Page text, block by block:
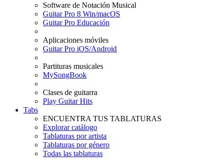
Software de Notación Musical
Guitar Pro 8 Win/macOS
Guitar Pro Educación
Aplicaciones móviles
Guitar Pro iOS/Android
Partituras musicales
MySongBook
Clases de guitarra
Play Guitar Hits
Tabs
ENCUENTRA TUS TABLATURAS
Explorar catálogo
Tablaturas por artista
Tablaturas por género
Todas las tablaturas